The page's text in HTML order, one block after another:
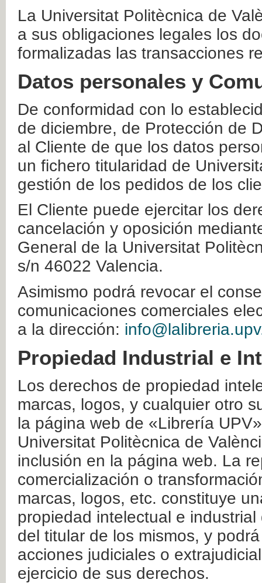
La Universitat Politècnica de
a sus obligaciones legales los
formalizadas las transacciones
Datos personales y
De conformidad con lo
de diciembre, de Protección de
al Cliente de que los datos
un fichero titularidad de
gestión de los pedidos de los
El Cliente puede ejercitar los
cancelación y oposición
General de la Universitat
s/n 46022 Valencia.
Asimismo podrá revocar el
comunicaciones comerciales
a la dirección:
Propiedad Industrial e
Los derechos de propiedad
marcas, logos, y cualquier otro
la página web de «Librería
Universitat Politècnica de
inclusión en la página web. La
comercialización o
marcas, logos, etc. constituye
propiedad intelectual e
del titular de los mismos, y
acciones judiciales o
ejercicio de sus derechos.